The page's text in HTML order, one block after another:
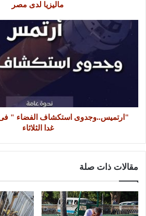
ماليزيا لدى مصر
"ارتميس..وجدوى استكشاف الفضاء " فى
غدا الثلاثاء
مقالات ذات صلة